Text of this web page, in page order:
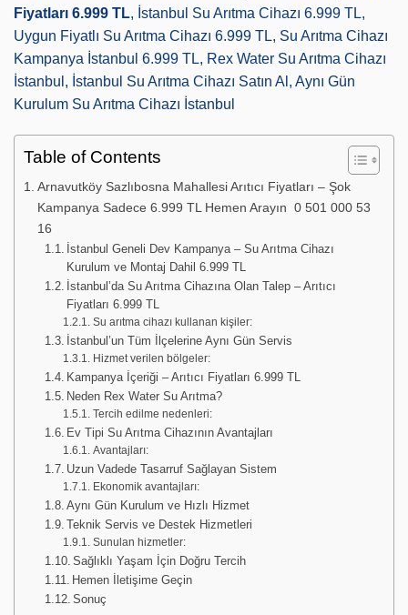
Fiyatları 6.999 TL, İstanbul Su Arıtma Cihazı 6.999 TL,
Uygun Fiyatlı Su Arıtma Cihazı 6.999 TL, Su Arıtma Cihazı
Kampanya İstanbul 6.999 TL, Rex Water Su Arıtma Cihazı
İstanbul, İstanbul Su Arıtma Cihazı Satın Al, Aynı Gün
Kurulum Su Arıtma Cihazı İstanbul
Table of Contents
Arnavutköy Sazlıbosna Mahallesi Arıtıcı Fiyatları – Şok
Kampanya Sadece 6.999 TL Hemen Arayın 0 501 000 53
16
İstanbul Geneli Dev Kampanya – Su Arıtma Cihazı
Kurulum ve Montaj Dahil 6.999 TL
İstanbul’da Su Arıtma Cihazına Olan Talep – Arıtıcı
Fiyatları 6.999 TL
Su arıtma cihazı kullanan kişiler:
İstanbul’un Tüm İlçelerine Aynı Gün Servis
Hizmet verilen bölgeler:
Kampanya İçeriği – Arıtıcı Fiyatları 6.999 TL
Neden Rex Water Su Arıtma?
Tercih edilme nedenleri:
Ev Tipi Su Arıtma Cihazının Avantajları
Avantajları:
Uzun Vadede Tasarruf Sağlayan Sistem
Ekonomik avantajları:
Aynı Gün Kurulum ve Hızlı Hizmet
Teknik Servis ve Destek Hizmetleri
Sunulan hizmetler:
Sağlıklı Yaşam İçin Doğru Tercih
Hemen İletişime Geçin
Sonuç